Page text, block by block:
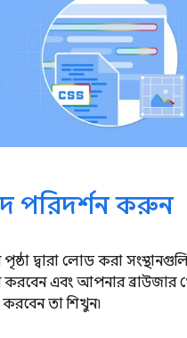
পরিদর্শন করুন
দ্বারা লোড করা
করবেন এবং আপনার ব্রাউজার
করবেন তা শিখুন৷